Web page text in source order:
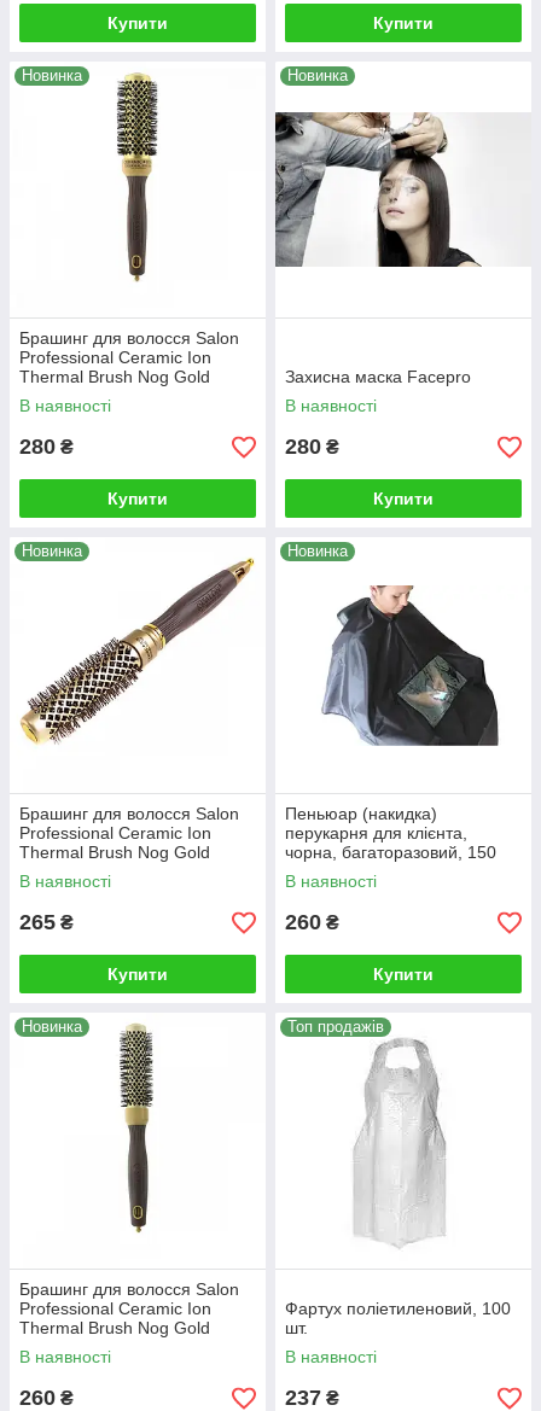
Купити Купити
Новинка
Брашинг для волосся Salon
Professional Ceramic Ion
Thermal Brush Nog Gold
Series 33
В наявності
280 ₴
Купити
Новинка
Захисна маска Facepro
В наявності
280 ₴
Купити
Новинка
Брашинг для волосся Salon
Professional Ceramic Ion
Thermal Brush Nog Gold
Series
В наявності
265 ₴
Купити
Новинка
Пеньюар (накидка)
перукарня для клієнта,
чорна, багаторазовий, 150
см, "Гаджет"
В наявності
260 ₴
Купити
Новинка
Брашинг для волосся Salon
Professional Ceramic Ion
Thermal Brush Nog Gold
Series 25
В наявності
260 ₴
Топ продажів
Фартух поліетиленовий, 100
шт.
В наявності
237 ₴